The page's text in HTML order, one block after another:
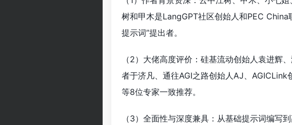
树和甲木是LangGPT社区创始人和PEC
提示词”提出者。
（2）大佬高度评价：硅基流动创始人袁进辉
者于济凡、通往AGI之路创始人AJ、
等8位专家一致推荐。
（3）全面性与深度兼具：从基础提示词编写